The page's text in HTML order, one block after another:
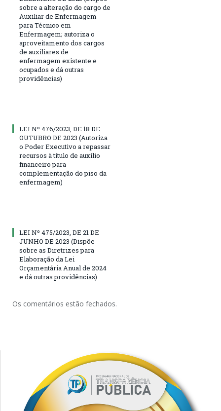
sobre a alteração do cargo de
Auxiliar de Enfermagem
para Técnico em
Enfermagem; autoriza o
aproveitamento dos cargos
de auxiliares de
enfermagem existente e
ocupados e dá outras
providências)
LEI Nº 476/2023, DE 18 DE
OUTUBRO DE 2023 (Autoriza
o Poder Executivo a repassar
recursos à título de auxílio
financeiro para
complementação do piso da
enfermagem)
LEI Nº 475/2023, DE 21 DE
JUNHO DE 2023 (Dispõe
sobre as Diretrizes para
Elaboração da Lei
Orçamentária Anual de 2024
e dá outras providências)
Os comentários estão fechados.